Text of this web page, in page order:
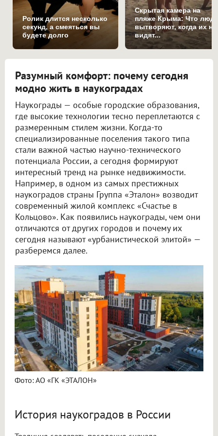
Ролик длится несколько
секунд, а смеяться вы
будете долго
Скрытая камера на
пляже Крыма: Что
вытворяют, когда их не
видят...
Разумный комфорт: почему сегодня
модно жить в наукоградах
Наукограды — особые городские образования,
где высокие технологии тесно переплетаются с
размеренным стилем жизни. Когда-то
специализированные поселения такого типа
стали важной частью научно-технического
потенциала России, а сегодня формируют
интересный тренд на рынке недвижимости.
Например, в одном из самых престижных
наукоградов страны Группа «Эталон» возводит
современный жилой комплекс «Счастье в
Кольцово». Как появились наукограды, чем они
отличаются от других городов и почему их
сегодня называют «урбанистической элитой» —
разберемся далее.
Фото: АО «ГК «ЭТАЛОН»
История наукоградов в России